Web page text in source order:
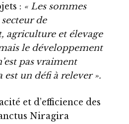
: « Les sommes
de
agriculture et élevage
le développement
pas vraiment
est un défi à relever ».
et d’efficience des
Niragira